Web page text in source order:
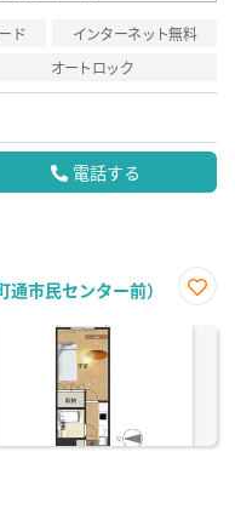
ド
インターネット無料
オートロック
電話する
市民センター前）
に入